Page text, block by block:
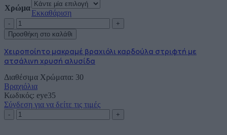
Χρώμα
Εκκαθάριση
Χειροποίητο
μακραμέ
βραχιόλι
καρδούλα
στριφτή
με
ατσάλινη
χρυσή
αλυσίδα
ποσότητα
Προσθήκη στο καλάθι
Χειροποίητο μακραμέ βραχιόλι καρδούλα στριφτή με
ατσάλινη χρυσή αλυσίδα
Διαθέσιμα Χρώματα: 30
Βραχιόλια
Κωδικός: eye35
Σύνδεση για να δείτε τις τιμές
Χειροποίητο
μακραμέ